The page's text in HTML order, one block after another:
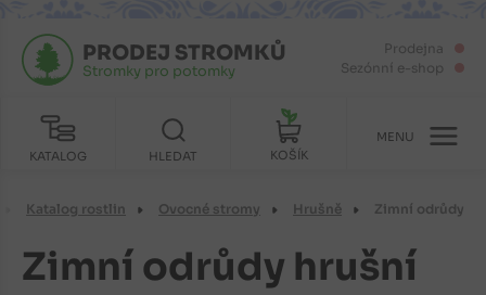
Prodejna
Sezónní e-shop
KATALOG
PRODEJ STROMKŮ
Stromky pro potomky
HLEDAT KOŠÍK
MENU
Katalog rostlin Ovocné stromy Hrušně Zimní odrůdy
Zimní odrůdy hrušní